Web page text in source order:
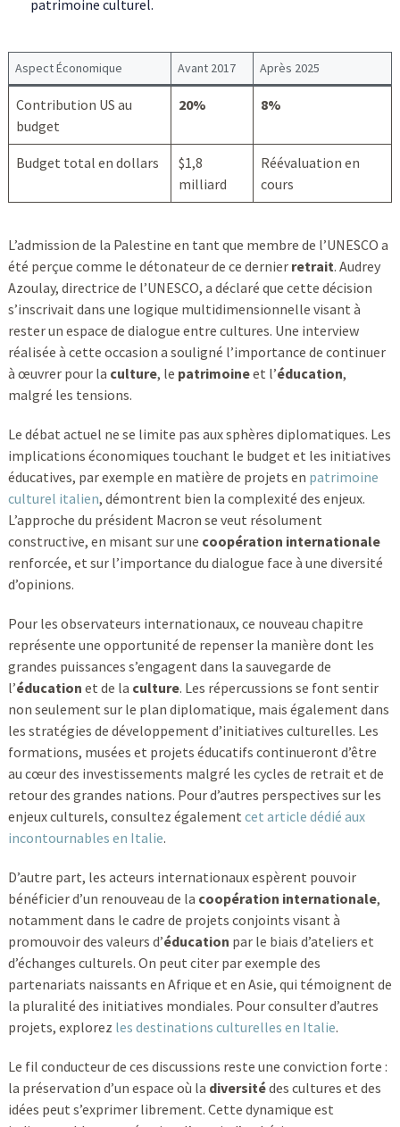
patrimoine culturel.
Aspect Économique Avant 2017 Après 2025
Contribution US au
budget
20% 8%
Budget total en dollars
$1,8
milliard
Réévaluation en
cours
L’admission de la Palestine en tant que membre de l’UNESCO a
été perçue comme le détonateur de ce dernier retrait. Audrey
Azoulay, directrice de l’UNESCO, a déclaré que cette décision
s’inscrivait dans une logique multidimensionnelle visant à
rester un espace de dialogue entre cultures. Une interview
réalisée à cette occasion a souligné l’importance de continuer
à œuvrer pour la culture, le patrimoineet l’éducation,
malgré les tensions.
Le débat actuel ne se limite pas aux sphères diplomatiques. Les
implications économiques touchant le budget et les initiatives
éducatives, par exemple en matière de projets en patrimoine
culturel italien, démontrent bien la complexité des enjeux.
L’approche du président Macron se veut résolument
constructive, en misant sur une coopération internationale
renforcée, et sur l’importance du dialogue face à une diversité
d’opinions.
Pour les observateurs internationaux, ce nouveau chapitre
représente une opportunité de repenser la manière dont les
grandes puissances s’engagent dans la sauvegarde de
l’éducation et de la culture. Les répercussions se font sentir
non seulement sur le plan diplomatique, mais également dans
les stratégies de développement d’initiatives culturelles. Les
formations, musées et projets éducatifs continueront d’être
au cœur des investissements malgré les cycles de retrait et de
retour des grandes nations. Pour d’autres perspectives sur les
enjeux culturels, consultez également cet article dédié aux
incontournables en Italie.
D’autre part, les acteurs internationaux espèrent pouvoir
bénéficier d’un renouveau de la coopération internationale,
notamment dans le cadre de projets conjoints visant à
promouvoir des valeurs d’éducation par le biais d’ateliers et
d’échanges culturels. On peut citer par exemple des
partenariats naissants en Afrique et en Asie, qui témoignent de
la pluralité des initiatives mondiales. Pour consulter d’autres
projets, explorez les destinations culturelles en Italie.
Le fil conducteur de ces discussions reste une conviction forte :
la préservation d’un espace où la diversitédes cultures et des
idées peut s’exprimer librement. Cette dynamique est